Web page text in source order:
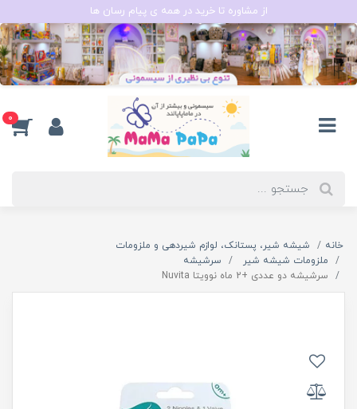
از مشاوره تا خرید در همه ی پیام رسان ها
0
خانه
شیشه شیر، پستانک، لوازم شیردهی و ملزومات
ملزومات شیشه شیر
سرشیشه
سرشیشه دو عددی +2 ماه نوویتا Nuvita